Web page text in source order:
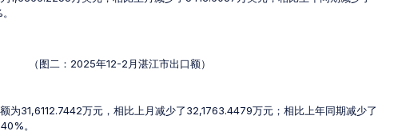
（图二：2025年12-2月湛江市出口额）
为31,6112.7442万元，相比上月减少了32,1763.4479万元；相比上年同期减少了
。